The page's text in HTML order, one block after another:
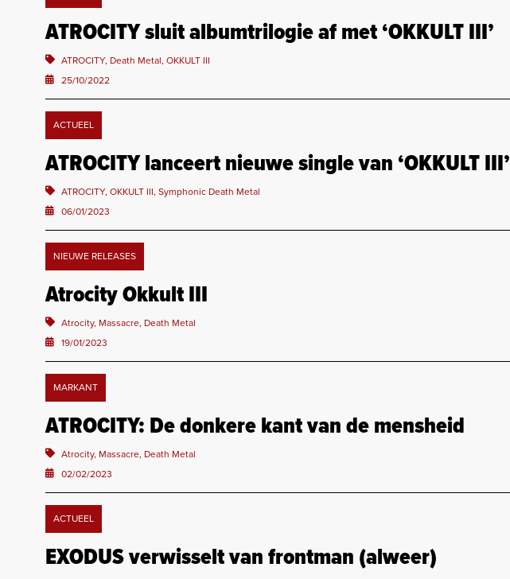
ATROCITY sluit albumtrilogie af met ‘OKKULT III’
ATROCITY, Death Metal, OKKULT III
25/10/2022
ACTUEEL
ATROCITY lanceert nieuwe single van ‘OKKULT III’
ATROCITY, OKKULT III, Symphonic Death Metal
06/01/2023
NIEUWE RELEASES
Atrocity Okkult III
Atrocity, Massacre, Death Metal
19/01/2023
MARKANT
ATROCITY: De donkere kant van de mensheid
Atrocity, Massacre, Death Metal
02/02/2023
ACTUEEL
EXODUS verwisselt van frontman (alweer)